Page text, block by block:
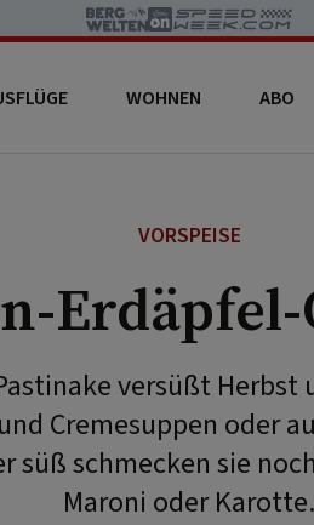
WOHNEN ABO
VORSPEISE
versüßt Herbst
Cremesuppen oder
süß schmecken sie
Maroni oder Karotte.